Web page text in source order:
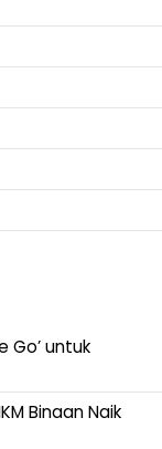
Go’ untuk
Binaan Naik